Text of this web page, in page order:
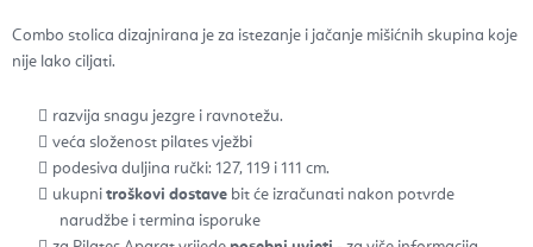
Combo stolica dizajnirana je za istezanje i jačanje mišićnih skupina koje
nije lako ciljati.
razvija snagu jezgre i ravnotežu.
veća složenost pilates vježbi
podesiva duljina ručki: 127, 119 i 111 cm.
ukupni troškovi dostave bit će izračunati nakon potvrde
narudžbe i termina isporuke